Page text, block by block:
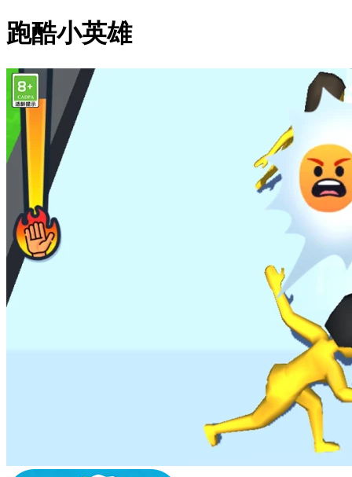
跑酷小英雄